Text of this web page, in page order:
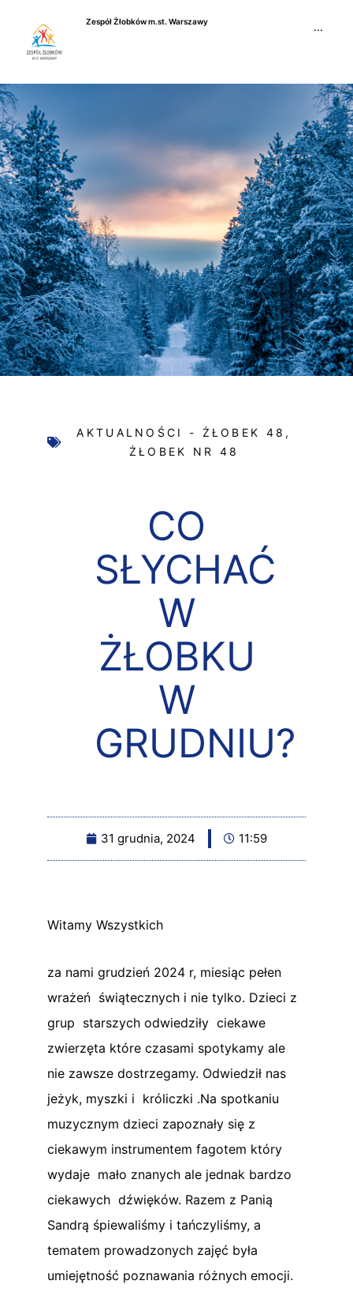
Zespół Żłobków m.st. Warszawy
···
AKTUALNOŚCI - ŻŁOBEK 48 ,
ŻŁOBEK NR 48
CO
SŁYCHAĆ
W
ŻŁOBKU
W
GRUDNIU?
31 grudnia, 2024 11:59
Witamy Wszystkich
za nami grudzień 2024 r, miesiąc pełen
wrażeń świątecznych i nie tylko. Dzieci z
grup starszych odwiedziły ciekawe
zwierzęta które czasami spotykamy ale
nie zawsze dostrzegamy. Odwiedził nas
jeżyk, myszki i króliczki .Na spotkaniu
muzycznym dzieci zapoznały się z
ciekawym instrumentem fagotem który
wydaje mało znanych ale jednak bardzo
ciekawych dźwięków. Razem z Panią
Sandrą śpiewaliśmy i tańczyliśmy, a
tematem prowadzonych zajęć była
umiejętność poznawania różnych emocji.